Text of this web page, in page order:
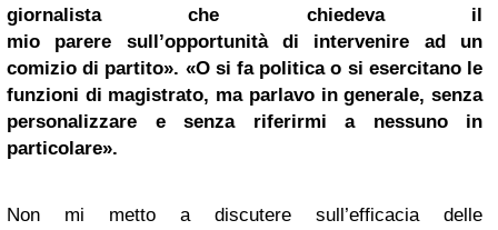
giornalista che chiedeva il
mio parere sull’opportunità di intervenire ad un
comizio di partito». «O si fa politica o si esercitano le
funzioni di magistrato, ma parlavo in generale, senza
personalizzare e senza riferirmi a nessuno in
particolare».
Non mi metto a discutere sull’efficacia delle